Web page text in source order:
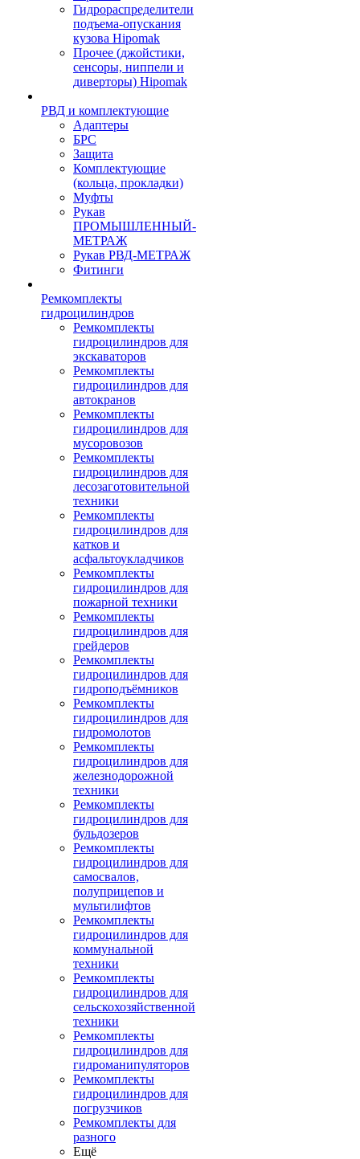
Гидрораспределители
подъема-опускания
кузова Hipomak
Прочее (джойстики,
сенсоры, ниппели и
диверторы) Hipomak
РВД и комплектующие
Адаптеры
БРС
Защита
Комплектующие
(кольца, прокладки)
Муфты
Рукав
ПРОМЫШЛЕННЫЙ-
МЕТРАЖ
Рукав РВД-МЕТРАЖ
Фитинги
Ремкомплекты
гидроцилиндров
Ремкомплекты
гидроцилиндров для
экскаваторов
Ремкомплекты
гидроцилиндров для
автокранов
Ремкомплекты
гидроцилиндров для
мусоровозов
Ремкомплекты
гидроцилиндров для
лесозаготовительной
техники
Ремкомплекты
гидроцилиндров для
катков и
асфальтоукладчиков
Ремкомплекты
гидроцилиндров для
пожарной техники
Ремкомплекты
гидроцилиндров для
грейдеров
Ремкомплекты
гидроцилиндров для
гидроподъёмников
Ремкомплекты
гидроцилиндров для
гидромолотов
Ремкомплекты
гидроцилиндров для
железнодорожной
техники
Ремкомплекты
гидроцилиндров для
бульдозеров
Ремкомплекты
гидроцилиндров для
самосвалов,
полуприцепов и
мультилифтов
Ремкомплекты
гидроцилиндров для
коммунальной
техники
Ремкомплекты
гидроцилиндров для
сельскохозяйственной
техники
Ремкомплекты
гидроцилиндров для
гидроманипуляторов
Ремкомплекты
гидроцилиндров для
погрузчиков
Ремкомплекты для
разного
Ещё